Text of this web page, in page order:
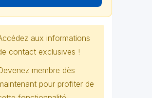
aux informations
contact exclusives !
membre dès
pour profiter de